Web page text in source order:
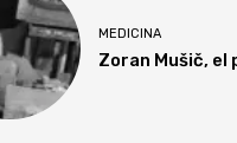
MEDICINA
Zoran Mušič, el